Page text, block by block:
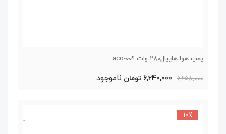
پمپ هوا هایپال280 وات aco-009
6,658,000 6,240,000 تومان ناموجود
10٪